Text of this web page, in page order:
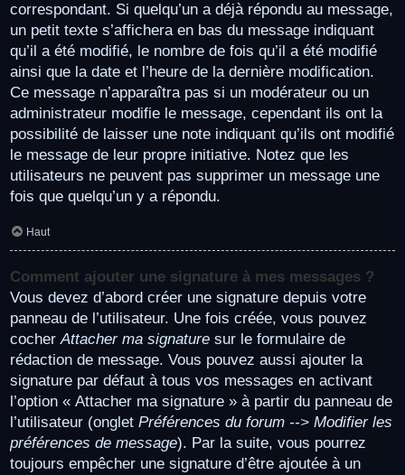
correspondant. Si quelqu’un a déjà répondu au message,
un petit texte s’affichera en bas du message indiquant
qu’il a été modifié, le nombre de fois qu’il a été modifié
ainsi que la date et l’heure de la dernière modification.
Ce message n’apparaîtra pas si un modérateur ou un
administrateur modifie le message, cependant ils ont la
possibilité de laisser une note indiquant qu’ils ont modifié
le message de leur propre initiative. Notez que les
utilisateurs ne peuvent pas supprimer un message une
fois que quelqu’un y a répondu.
Haut
Comment ajouter une signature à mes messages ?
Vous devez d’abord créer une signature depuis votre
panneau de l’utilisateur. Une fois créée, vous pouvez
cocherAttacher ma signature sur le formulaire de
rédaction de message. Vous pouvez aussi ajouter la
signature par défaut à tous vos messages en activant
l’option « Attacher ma signature » à partir du panneau de
l’utilisateur (onglet Préférences du forum --> Modifier les
préférences de message). Par la suite, vous pourrez
toujours empêcher une signature d’être ajoutée à un